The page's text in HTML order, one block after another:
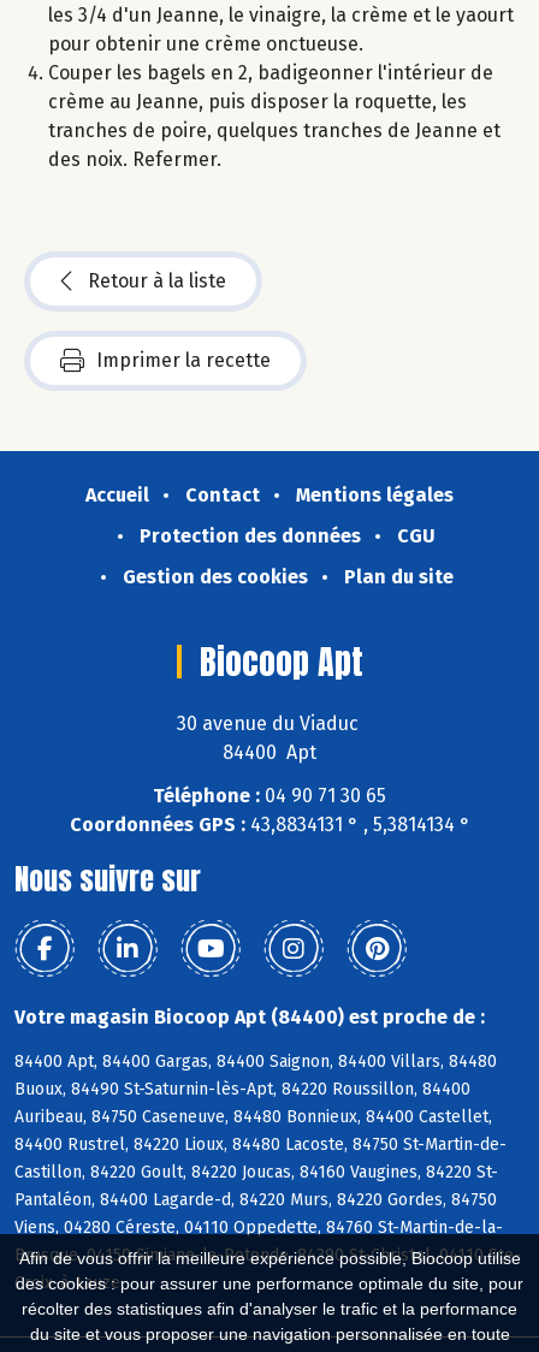
Afin de vous offrir la meilleure expérience possible, Biocoop utilise
des cookies : pour assurer une performance optimale du site, pour
récolter des statistiques afin d'analyser le trafic et la performance
du site et vous proposer une navigation personnalisée en toute
les 3/4 d'un Jeanne, le vinaigre, la crème et le yaourt
pour obtenir une crème onctueuse.
Couper les bagels en 2, badigeonner l'intérieur de
crème au Jeanne, puis disposer la roquette, les
tranches de poire, quelques tranches de Jeanne et
des noix. Refermer.
Retour à la liste
Imprimer la recette
Accueil Contact
Mentions légales
Protection des données
CGU
Gestion des cookies
Plan du site
Biocoop Apt
30 avenue du Viaduc
84400 Apt
Téléphone : 04 90 71 30 65
Coordonnées GPS :43,8834131 ° , 5,3814134 °
Nous suivre sur
Votre magasin Biocoop Apt (84400) est proche de :
84400 Apt, 84400 Gargas, 84400 Saignon, 84400 Villars, 84480
Buoux, 84490 St-Saturnin-lès-Apt, 84220 Roussillon, 84400
Auribeau, 84750 Caseneuve, 84480 Bonnieux, 84400 Castellet,
84400 Rustrel, 84220 Lioux, 84480 Lacoste, 84750 St-Martin-de-
Castillon, 84220 Goult, 84220 Joucas, 84160 Vaugines, 84220 St-
Pantaléon, 84400 Lagarde-d, 84220 Murs, 84220 Gordes, 84750
Viens, 04280 Céreste, 04110 Oppedette, 84760 St-Martin-de-la-
Brasque, 04150 Simiane-la-Rotonde, 84390 St-Christol, 04110 Ste-
Croix-à-Lauze